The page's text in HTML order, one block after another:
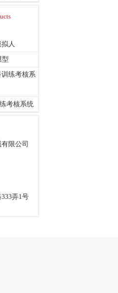
人
型
训练考核系
考核系统
限公司
弄1号